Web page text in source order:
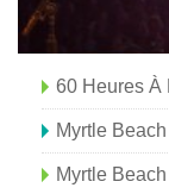
60 Heures À